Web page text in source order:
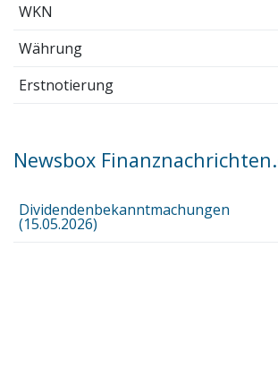
WKN
Währung
Erstnotierung
Newsbox
Dividendenbekanntmachungen
(15.05.2026)